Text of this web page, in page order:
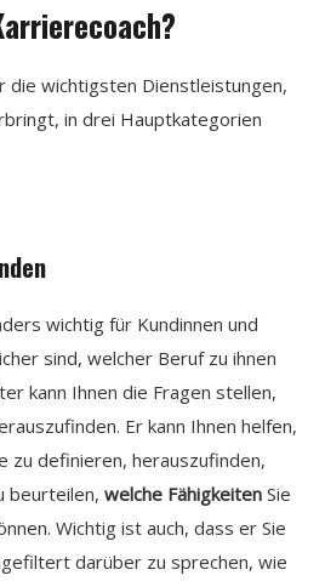
die wichtigsten Dienstleistungen,
in drei Hauptkategorien
wichtig für Kundinnen und
sind, welcher Beruf zu ihnen
kann Ihnen die Fragen stellen,
Er kann Ihnen helfen,
zu definieren, herauszufinden,
beurteilen, welche Fähigkeiten Sie
Wichtig ist auch, dass er Sie
darüber zu sprechen, wie